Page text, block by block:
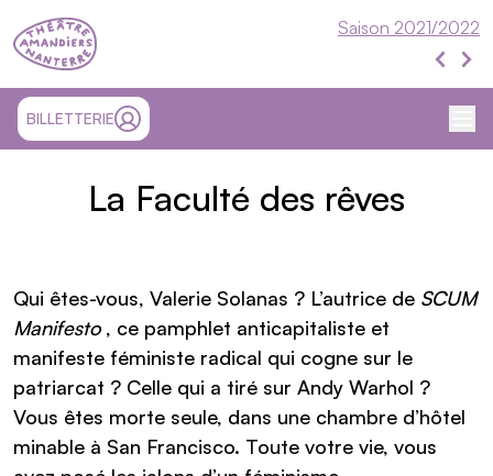
Théâtre Nanterre-Amandiers
Saison 2021/2022
BILLETTERIESITE EXTÉRIEUR ET OUVRE UN NOUVEL ONGLET
MON COMPTE
La Faculté des rêves
Présentation
Qui êtes-vous, Valerie Solanas ? L’autrice de SCUM
Manifesto, ce pamphlet anticapitaliste et
manifeste féministe radical qui cogne sur le
patriarcat ? Celle qui a tiré sur Andy Warhol ?
Vous êtes morte seule, dans une chambre d’hôtel
minable à San Francisco. Toute votre vie, vous